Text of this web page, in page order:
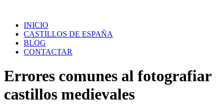
contenidoINICIO
CASTILLOS DE ESPAÑA
BLOG
CONTACTAR
Errores comunes al fotografiar
castillos medievales